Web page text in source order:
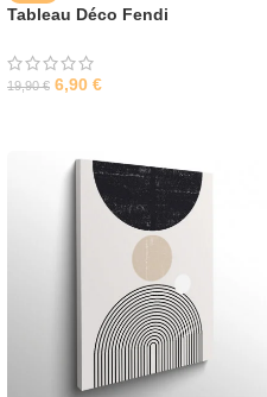
Tableau Déco Fendi
19,90€ 6,90 €